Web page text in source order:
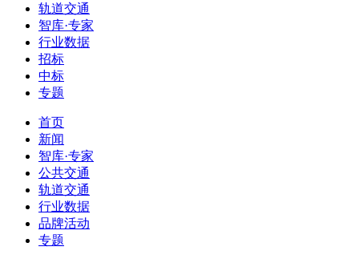
轨道交通
智库·专家
行业数据
招标
中标
专题
首页
新闻
智库·专家
公共交通
轨道交通
行业数据
品牌活动
专题